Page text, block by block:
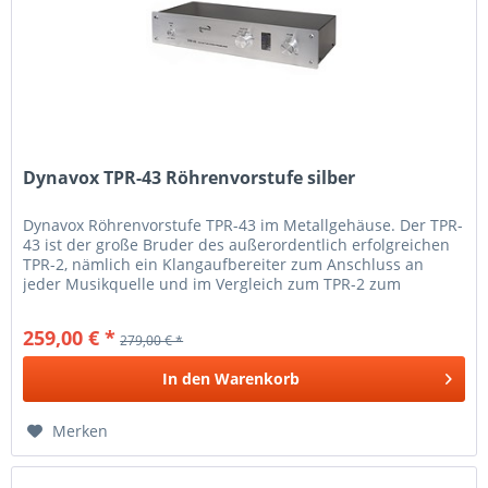
Dynavox TPR-43 Röhrenvorstufe silber
Dynavox Röhrenvorstufe TPR-43 im Metallgehäuse. Der TPR-
43 ist der große Bruder des außerordentlich erfolgreichen
TPR-2, nämlich ein Klangaufbereiter zum Anschluss an
jeder Musikquelle und im Vergleich zum TPR-2 zum
259,00 € * 279,00 € *
In den Warenkorb
Merken